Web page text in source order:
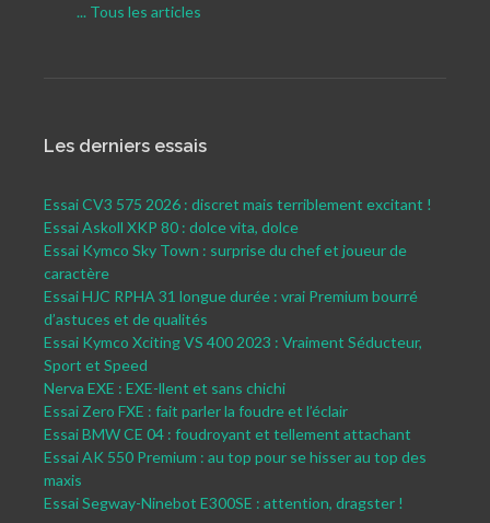
... Tous les articles
Les derniers essais
Essai CV3 575 2026 : discret mais terriblement excitant !
Essai Askoll XKP 80 : dolce vita, dolce
Essai Kymco Sky Town : surprise du chef et joueur de
caractère
Essai HJC RPHA 31 longue durée : vrai Premium bourré
d’astuces et de qualités
Essai Kymco Xciting VS 400 2023 : Vraiment Séducteur,
Sport et Speed
Nerva EXE : EXE-llent et sans chichi
Essai Zero FXE : fait parler la foudre et l’éclair
Essai BMW CE 04 : foudroyant et tellement attachant
Essai AK 550 Premium : au top pour se hisser au top des
maxis
Essai Segway-Ninebot E300SE : attention, dragster !